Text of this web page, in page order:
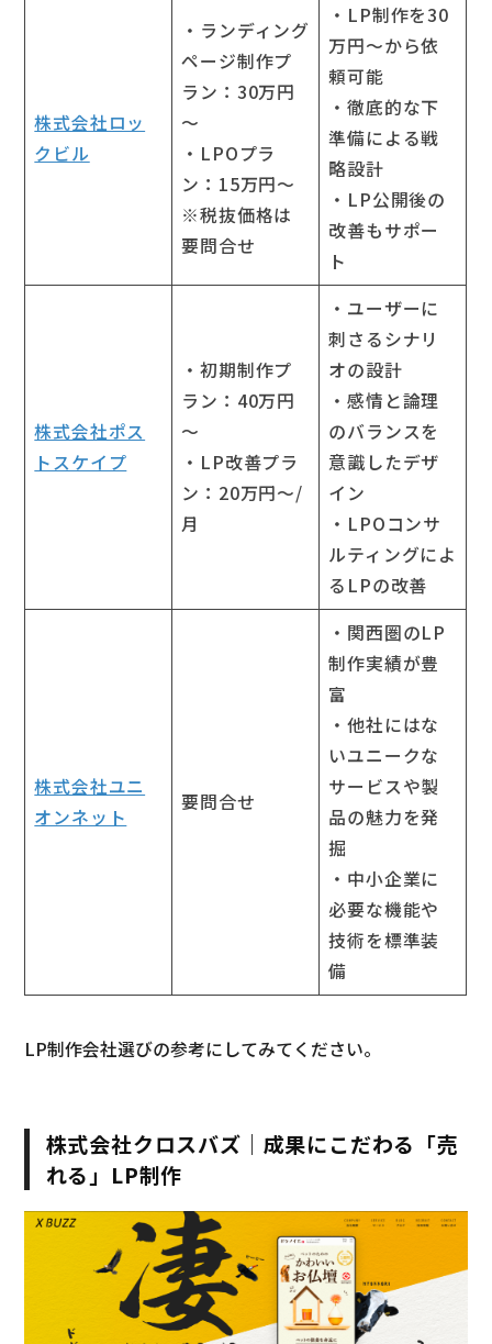
株式会社ロッ
クビル
・ランディング
ページ制作プ
ラン：30万円
～
・LPOプラ
ン：15万円～
※税抜価格は
要問合せ
・LP制作を30
万円～から依
頼可能
・徹底的な下
準備による戦
略設計
・LP公開後の
改善もサポー
ト
株式会社ポス
トスケイプ
・初期制作プ
ラン：40万円
～
・LP改善プラ
ン：20万円～/
月
・ユーザーに
刺さるシナリ
オの設計
・感情と論理
のバランスを
意識したデザ
イン
・LPOコンサ
ルティングによ
るLPの改善
株式会社ユニ
オンネット
要問合せ
・関西圏のLP
制作実績が豊
富
・他社にはな
いユニークな
サービスや製
品の魅力を発
掘
・中小企業に
必要な機能や
技術を標準装
備
LP制作会社選びの参考にしてみてください。
株式会社クロスバズ｜成果にこだわる「売
れる」LP制作